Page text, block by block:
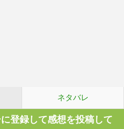
ネタバレ
登録して感想を投稿して